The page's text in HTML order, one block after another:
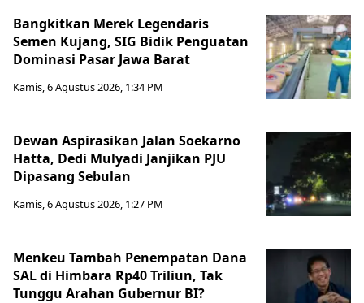
Bangkitkan Merek Legendaris
Semen Kujang, SIG Bidik Penguatan
Dominasi Pasar Jawa Barat
Kamis, 6 Agustus 2026, 1:34 PM
Dewan Aspirasikan Jalan Soekarno
Hatta, Dedi Mulyadi Janjikan PJU
Dipasang Sebulan
Kamis, 6 Agustus 2026, 1:27 PM
Menkeu Tambah Penempatan Dana
SAL di Himbara Rp40 Triliun, Tak
Tunggu Arahan Gubernur BI?